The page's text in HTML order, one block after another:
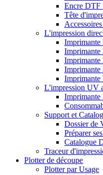
Encre
Tête
L'impression
Imprimante
L'impression UV
Support et
Dossier de
Préparer
Catalogue
Traceur
Plotter de découpe
Plotter par Usage